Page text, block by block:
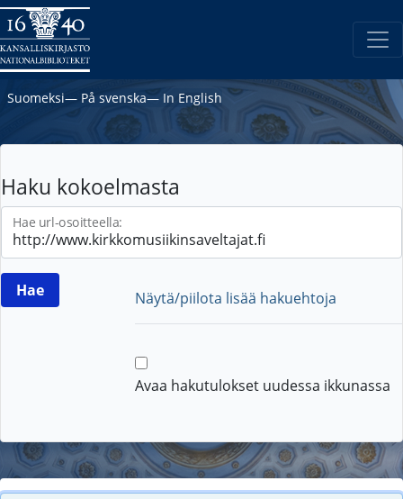
Suomeksi― På svenska― In English
Haku kokoelmasta
Hae url-osoitteella:
Näytä/piilota lisää hakuehtoja
Avaa hakutulokset uudessa ikkunassa